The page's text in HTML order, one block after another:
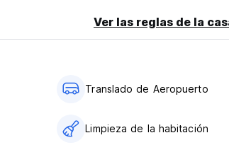
Ver las reglas de la
Translado de Aeropuerto
Limpieza de la habitación